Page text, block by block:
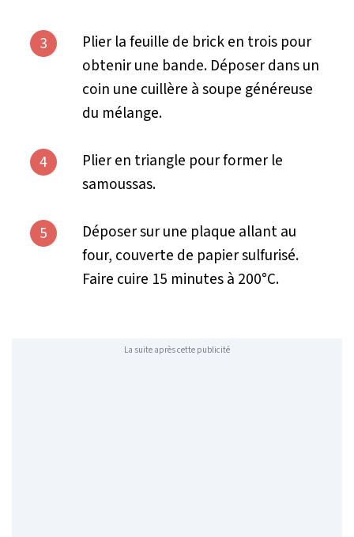
3
Plier la feuille de brick en trois pour
obtenir une bande. Déposer dans un
coin une cuillère à soupe généreuse
du mélange.
4
Plier en triangle pour former le
samoussas.
5
Déposer sur une plaque allant au
four, couverte de papier sulfurisé.
Faire cuire 15 minutes à 200°C.
La suite après cette publicité